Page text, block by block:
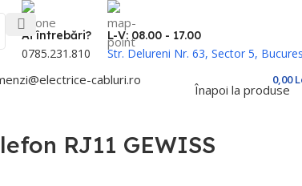
Ai întrebări?
0785.231.810
L-V: 08.00 - 17.00
Str. Delureni Nr. 63, Sector 5,
cabluri.ro 0,00
Înapoi la produse
RJ11 GEWISS